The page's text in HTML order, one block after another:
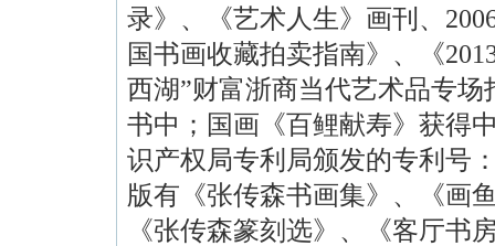
录》、《艺术人生》画刊、
国书画收藏拍卖指南》、《
西湖”财富浙商当代艺术品专
书中；国画《百鲤献寿》获得
识产权局专利局颁发的专利号
版有《张传森书画集》、《画
《张传森篆刻选》、《客厅书